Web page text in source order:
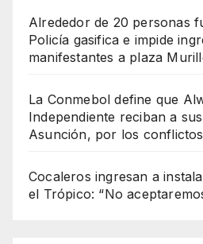
Alrededor de 20 personas
Policía gasifica e impide
manifestantes a plaza
La Conmebol define que
Independiente reciban a
Asunción, por los conflictos
Cocaleros ingresan a
el Trópico: “No